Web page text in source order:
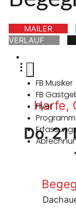
MAILER
VERLAUF
FB Musiker
FB
Flyer
Harfe,
Do.